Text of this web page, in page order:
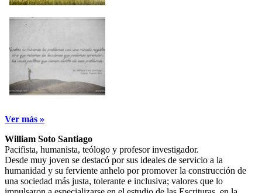
Ver más »
William Soto Santiago
Pacifista, humanista, teólogo y profesor investigador.
Desde muy joven se destacó por sus ideales de servicio a la
humanidad y su ferviente anhelo por promover la construcción de
una sociedad más justa, tolerante e inclusiva; valores que lo